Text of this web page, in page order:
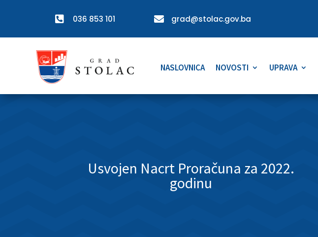
 036 853 101  grad@stolac.gov.ba
NASLOVNICA NOVOSTI UPRAVA
Usvojen Nacrt Proračuna za 2022.
godinu